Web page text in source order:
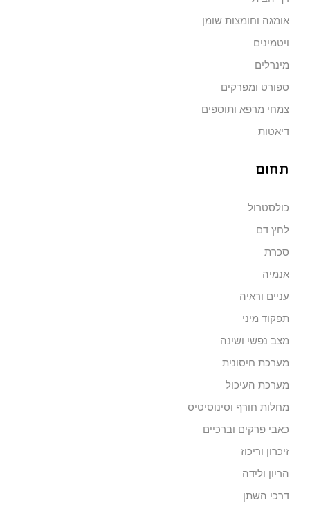
אומגה וחומצות שומן
ויטמינים
מינרלים
ספורט ומפרקים
צמחי מרפא ותוספים
דיאטות
תחום
כולסטרול
לחץ דם
סכרת
אנמיה
עניים וראיה
תפקוד מיני
מצב נפשי ושינה
מערכת חיסונית
מערכת העיכול
מחלות חורף וסינוסיטיס
כאבי פרקים וברכיים
זיכרון וריכוז
הריון ולידה
דרכי השתן